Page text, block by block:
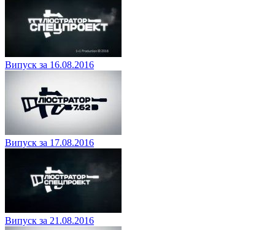
Випуск за 16.08.2016
Випуск за 17.08.2016
Випуск за 21.08.2016